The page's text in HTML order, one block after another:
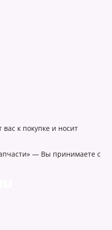
к покупке и носит
— Вы принимаете с